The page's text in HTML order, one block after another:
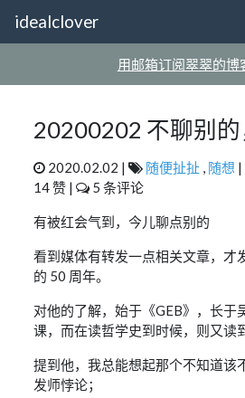
idealclover
用邮箱订阅翠翠的博
20200202 不聊别
2020.02.02 | 随便扯扯 , 随想 |
14 赞 |
5 条评论
有被红会气到，今儿聊点别的
看到媒体有转发一点相关文章，才
的 50 周年。
对他的了解，始于《GEB》，长于
课，而在读哲学史到时候，则又读
提到他，我总能想起那个不知道该
发师悖论；